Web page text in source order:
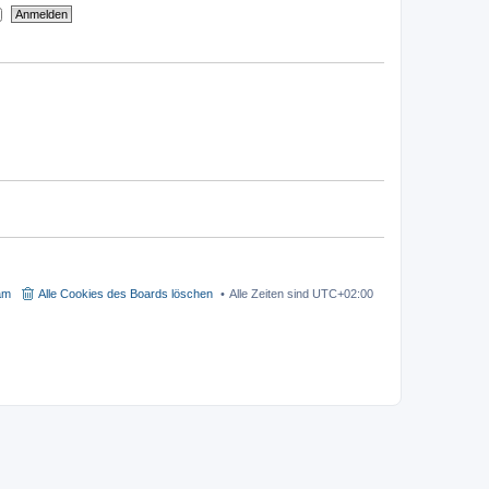
g
Alle Zeiten sind UTC+02:00
Alle Cookies des Boards löschen